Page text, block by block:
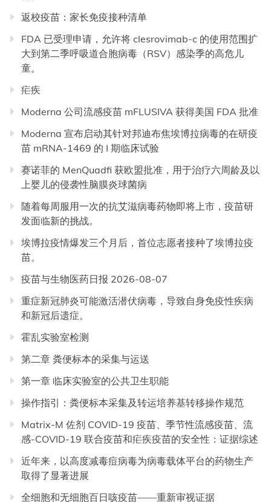
返校疫苗：家长免疫接种清单
FDA 已受理申请，允许将 clesrovimab-c 的使用范围扩
大到第二季呼吸道合胞病毒（RSV）感染季的高危儿
童。
疟疾
Moderna 公司流感疫苗 mFLUSIVA 获得美国 FDA 批准
Moderna 宣布启动其针对邦迪布焦埃博拉病毒的在研疫
苗 mRNA-1469 的 I 期临床试验
赛诺菲的 MenQuadfi 获欧盟批准，用于治疗六周龄及以
上婴儿的侵袭性脑膜炎球菌病
随着每周服用一次的抗艾滋病毒药物即将上市，疫苗研
发面临新的挑战。
埃博拉疫情爆发三个月后，首位志愿者接种了埃博拉疫
苗。
疫苗与生物医药日报 2026-08-07
重症新冠肺炎可能激活潜伏病毒，导致自身免疫性疾病
和新冠后遗症。
霍乱实验室检测
第二章 粪便标本的采集与运送
第一章 临床实验室的公共卫生职能
操作指引：粪便标本采集及转运培养基转移操作规范
Matrix-M 佐剂 COVID-19 疫苗、季节性流感疫苗、流
感-COVID-19 联合疫苗和疟疾疫苗的安全性：证据综述
近年来，以高度减毒痘病毒为病毒载体平台的药物生产
取得了显著进展
全细胞和无细胞百日咳疫苗——重新审视证据